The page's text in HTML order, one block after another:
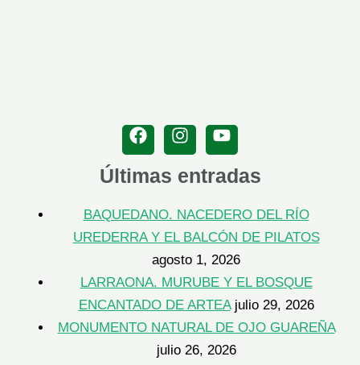
Últimas entradas
BAQUEDANO. NACEDERO DEL RÍO
UREDERRA Y EL BALCÓN DE PILATOS
agosto 1, 2026
LARRAONA. MURUBE Y EL BOSQUE
ENCANTADO DE ARTEA julio 29, 2026
MONUMENTO NATURAL DE OJO GUAREÑA
julio 26, 2026